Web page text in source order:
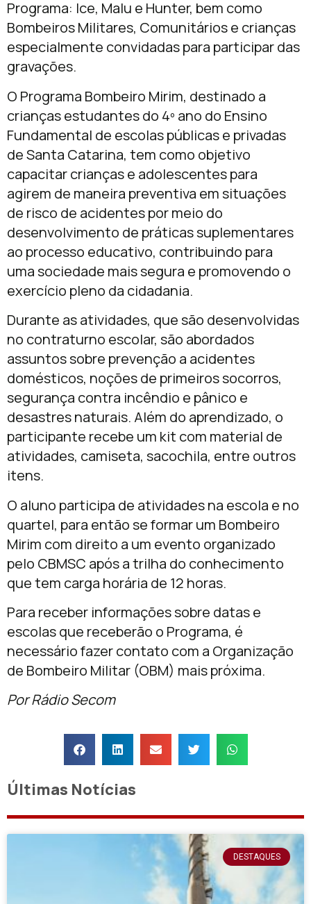
Programa: Ice, Malu e Hunter, bem como
Bombeiros Militares, Comunitários e crianças
especialmente convidadas para participar das
gravações.
O Programa Bombeiro Mirim, destinado a
crianças estudantes do 4º ano do Ensino
Fundamental de escolas públicas e privadas
de Santa Catarina, tem como objetivo
capacitar crianças e adolescentes para
agirem de maneira preventiva em situações
de risco de acidentes por meio do
desenvolvimento de práticas suplementares
ao processo educativo, contribuindo para
uma sociedade mais segura e promovendo o
exercício pleno da cidadania.
Durante as atividades, que são desenvolvidas
no contraturno escolar, são abordados
assuntos sobre prevenção a acidentes
domésticos, noções de primeiros socorros,
segurança contra incêndio e pânico e
desastres naturais. Além do aprendizado, o
participante recebe um kit com material de
atividades, camiseta, sacochila, entre outros
itens.
O aluno participa de atividades na escola e no
quartel, para então se formar um Bombeiro
Mirim com direito a um evento organizado
pelo CBMSC após a trilha do conhecimento
que tem carga horária de 12 horas.
Para receber informações sobre datas e
escolas que receberão o Programa, é
necessário fazer contato com a Organização
de Bombeiro Militar (OBM) mais próxima.
Por Rádio Secom
Últimas Notícias
DESTAQUES